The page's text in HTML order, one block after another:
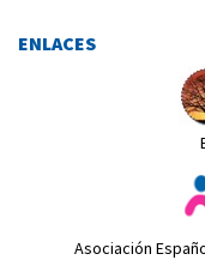
ENLACES
Asociación